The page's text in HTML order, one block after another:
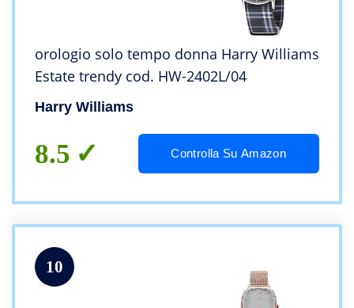
orologio solo tempo donna Harry Williams
Estate trendy cod. HW-2402L/04
Harry Williams
8.5 Controlla Su Amazon
10